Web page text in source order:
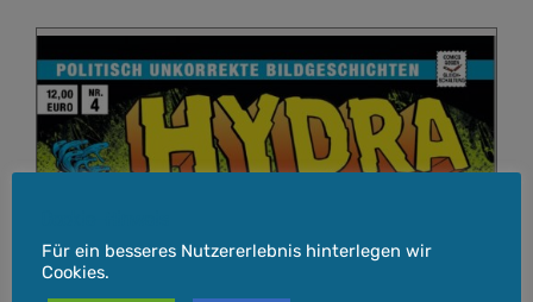
Für ein besseres Nutzererlebnis hinterlegen wir
Cookies.